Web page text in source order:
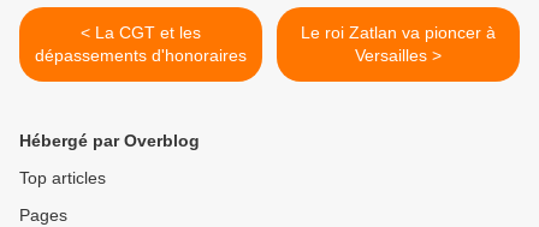
< La CGT et les
dépassements d'honoraires
Le roi Zatlan va pioncer à
Versailles >
Hébergé par Overblog
Top articles
Pages